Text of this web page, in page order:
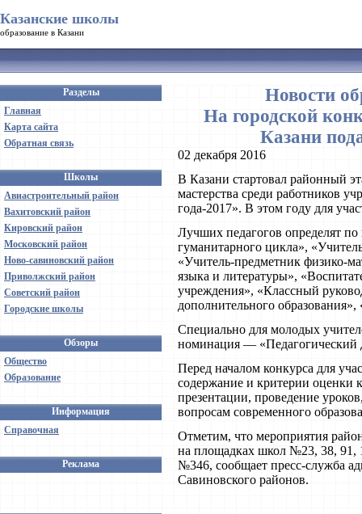
Казанские школы
образование в Казани
Разделы
Главная
Карта сайта
Обратная связь
Школы
Авиастроительный район
Вахитовский район
Кировский район
Московский район
Ново-савиновский район
Приволжский район
Советский район
Городские школы
Обзоры
Общество
Образование
Информация
Справочная
Реклама
Новости
На городской
Казани
02 декабря 2016
В Казани стартовал районный
мастерства среди работников
года-2017». В этом году для
Лучших педагогов определят
гуманитарного цикла»,
«Учитель-предметник физико-
языка и литературы»,
учреждения», «Классный
дополнительного образования»,
Специально для молодых
номинация — «Педагогический
Перед началом конкурса для
содержание и критерии оценки
презентации, проведение
вопросам современного
Отметим, что мероприятия
на площадках школ №23, 38, 91,
№346, сообщает пресс-служба
Савиновского районов.